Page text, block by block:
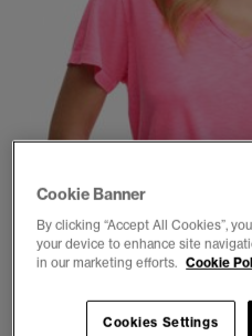
Cookie Banner
By clicking “Accept All Cookies”,
your device to enhance site
in our marketing efforts. Cookie
Cookies Settings